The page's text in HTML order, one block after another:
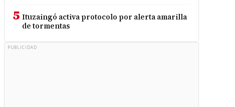
5 Ituzaingó activa protocolo por alerta amarilla
de tormentas
PUBLICIDAD